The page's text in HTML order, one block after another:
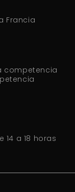
Francia
competencia
14 a 18 horas